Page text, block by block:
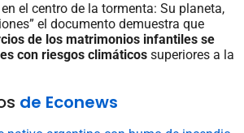
el centro de la tormenta: Su planeta,
el documento demuestra que
de los matrimonios infantiles se
con riesgos climáticos superiores a la
de Econews